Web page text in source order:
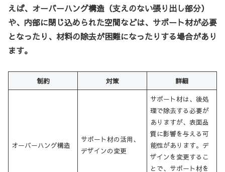
えば、オーバーハング構造（支えのない張り出し部分）
や、内部に閉じ込められた空間などは、サポート材が必要
となったり、材料の除去が困難になったりする場合があり
ます。
制約 対策 詳細
オーバーハング構造
サポート材の活用、
デザインの変更
サポート材は、後処
理で除去する必要が
ありますが、表面品
質に影響を与える可
能性があります。デ
ザインを変更するこ
とで、サポート材を